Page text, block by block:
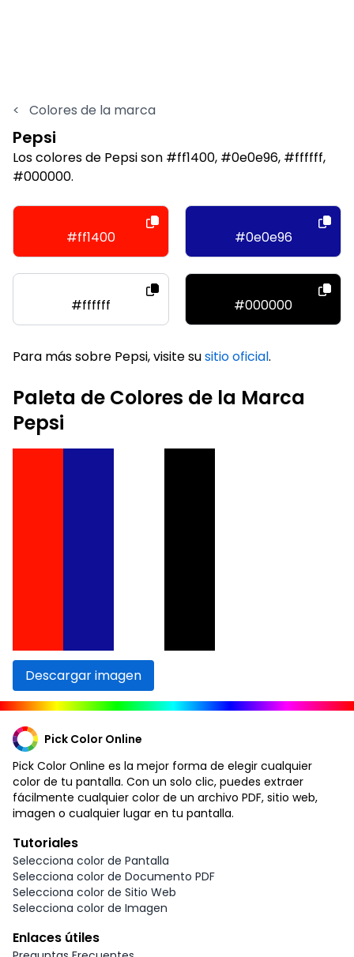
< Colores de la marca
Pepsi
Los colores de Pepsi son #ff1400, #0e0e96, #ffffff,
#000000.
#ff1400 #0e0e96
#ffffff #000000
Para más sobre Pepsi, visite susitio oficial.
Paleta de Colores de la Marca
Pepsi
Descargar imagen
Pick Color Online
Pick Color Online es la mejor forma de elegir cualquier
color de tu pantalla. Con un solo clic, puedes extraer
fácilmente cualquier color de un archivo PDF, sitio web,
imagen o cualquier lugar en tu pantalla.
Tutoriales
Selecciona color de Pantalla
Selecciona color de Documento PDF
Selecciona color de Sitio Web
Selecciona color de Imagen
Enlaces útiles